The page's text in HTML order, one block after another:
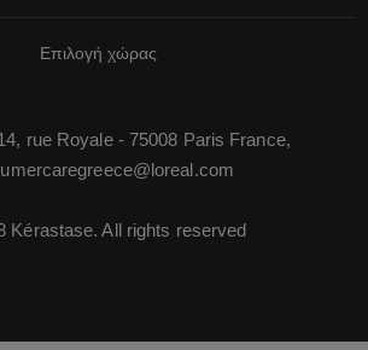
Επιλογή χώρας
rue Royale - 75008 Paris France,
Kérastase. All rights reserved